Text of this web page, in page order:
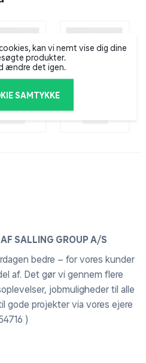
kan vi nemt vise dig dine
produkter.
ændre det igen.
SAMTYKKE
SALLING GROUP A/S
bedre – for vores kunder
af. Det gør vi gennem flere
jobmuligheder til alle
gode projekter via vores ejere
)